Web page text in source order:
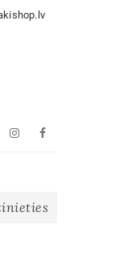
InstagramFacebook